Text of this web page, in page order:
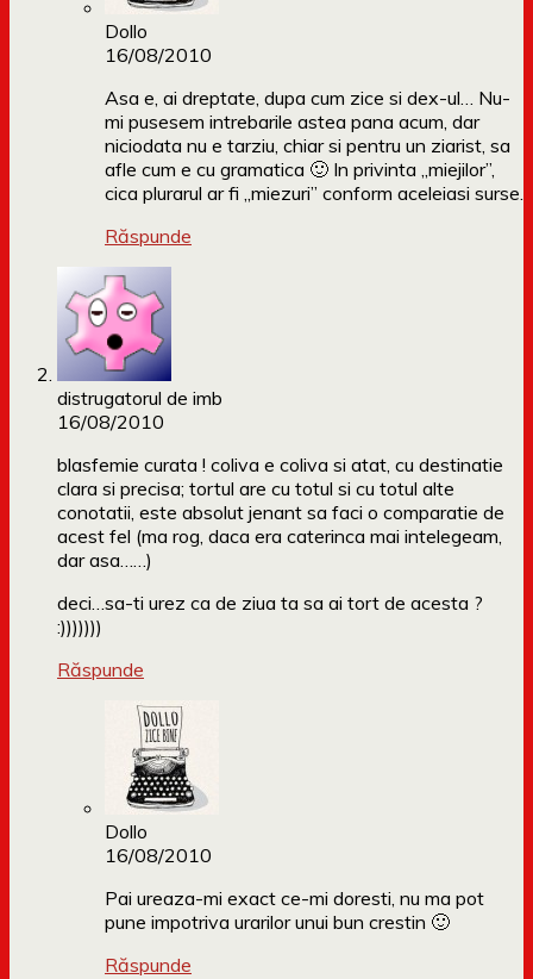
Dollo
16/08/2010
Asa e, ai dreptate, dupa cum zice si dex-ul… Nu-
mi pusesem intrebarile astea pana acum, dar
niciodata nu e tarziu, chiar si pentru un ziarist, sa
afle cum e cu gramatica 🙂 In privinta „miejilor”,
cica plurarul ar fi „miezuri” conform aceleiasi surse.
Răspunde
distrugatorul de imb
16/08/2010
blasfemie curata ! coliva e coliva si atat, cu destinatie
clara si precisa; tortul are cu totul si cu totul alte
conotatii, este absolut jenant sa faci o comparatie de
acest fel (ma rog, daca era caterinca mai intelegeam,
dar asa……)
deci…sa-ti urez ca de ziua ta sa ai tort de acesta ?
:)))))))
Răspunde
Dollo
16/08/2010
Pai ureaza-mi exact ce-mi doresti, nu ma pot
pune impotriva urarilor unui bun crestin 🙂
Răspunde